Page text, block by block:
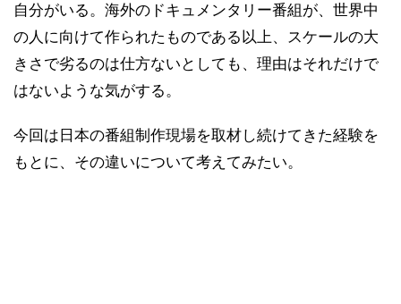
自分がいる。海外のドキュメンタリー番組が、世界中
の人に向けて作られたものである以上、スケールの大
きさで劣るのは仕方ないとしても、理由はそれだけで
はないような気がする。
今回は日本の番組制作現場を取材し続けてきた経験を
もとに、その違いについて考えてみたい。